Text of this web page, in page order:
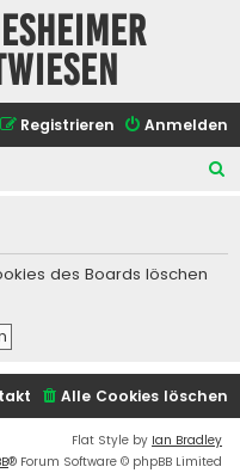
Anmelden
Registrieren
h
des Boards löschen
Alle Cookies löschen
Flat Style by Ian Bradley
® Forum Software © phpBB Limited